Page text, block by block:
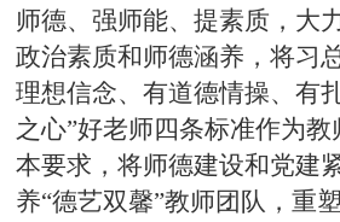
师德、强师能、提素质，大
政治素质和师德涵养，将习
理想信念、有道德情操、有
之心”好老师四条标准作为
本要求，将师德建设和党建
养“德艺双馨”教师团队，重